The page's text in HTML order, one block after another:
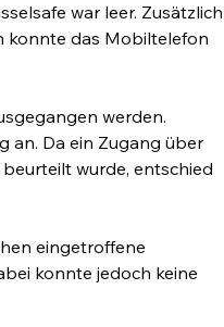
war leer. Zusätzlich
konnte das Mobiltelefon
werden.
an. Da ein Zugang über
wurde, entschied
eingetroffene
konnte jedoch keine